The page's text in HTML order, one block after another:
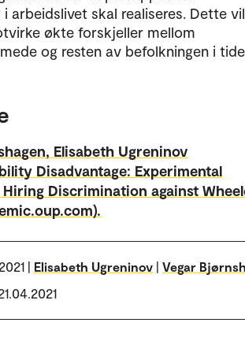
i arbeidslivet skal realiseres. Dette
økte forskjeller mellom
og resten av befolkningen i
Elisabeth Ugreninov
Disadvantage: Experimental
Discrimination against
| Elisabeth Ugreninov | Vegar